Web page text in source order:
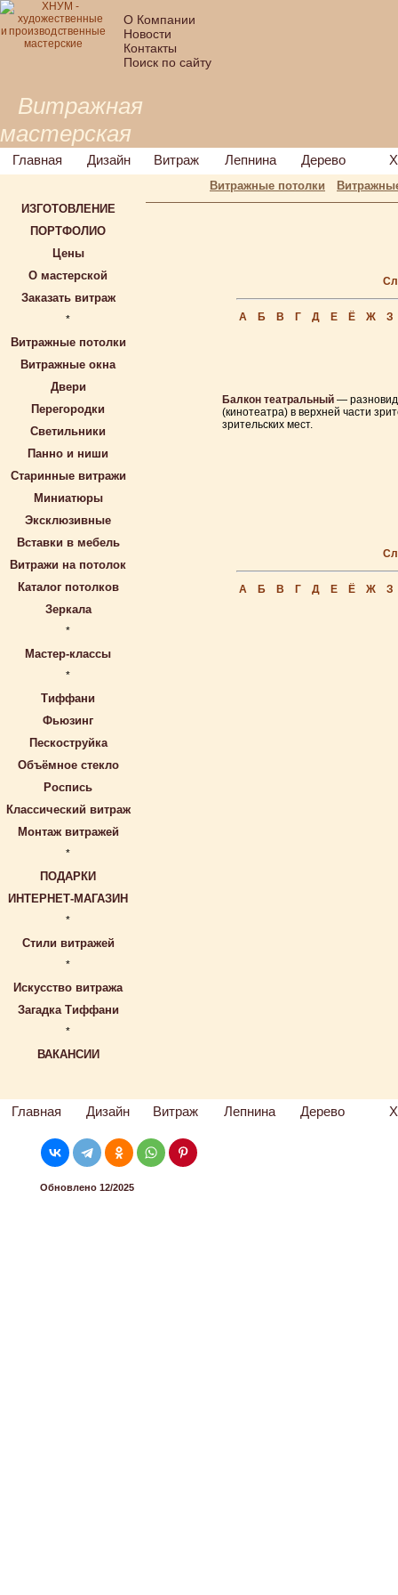
О Компании
Новости
Контакты
Поиск по сайту
Витражная
мастерская
Главная Дизайн Витраж Лепнина Дерево
Витражные потолки
ИЗГОТОВЛЕНИЕ
ПОРТФОЛИО
Цены
О мастерской
Заказать витраж
*
Витражные потолки
Витражные окна
Двери
Перегородки
Светильники
Панно и ниши
Старинные витражи
Миниатюры
Эксклюзивные
Вставки в мебель
Витражи на потолок
Каталог потолков
Зеркала
*
Мастер-классы
*
Тиффани
Фьюзинг
Пескоструйка
Объёмное стекло
Роспись
Классический витраж
Монтаж витражей
*
ПОДАРКИ
ИНТЕРНЕТ-МАГАЗИН
*
Стили витражей
*
Искусство витража
Загадка Тиффани
*
ВАКАНСИИ
А Б В Г Д Е Ё Ж З
Балкон театральный —
(кинотеатра) в верхней части
зрительских мест.
А Б В Г Д Е Ё Ж З
Главная Дизайн Витраж Лепнина Дерево
Обновлено 12/2025